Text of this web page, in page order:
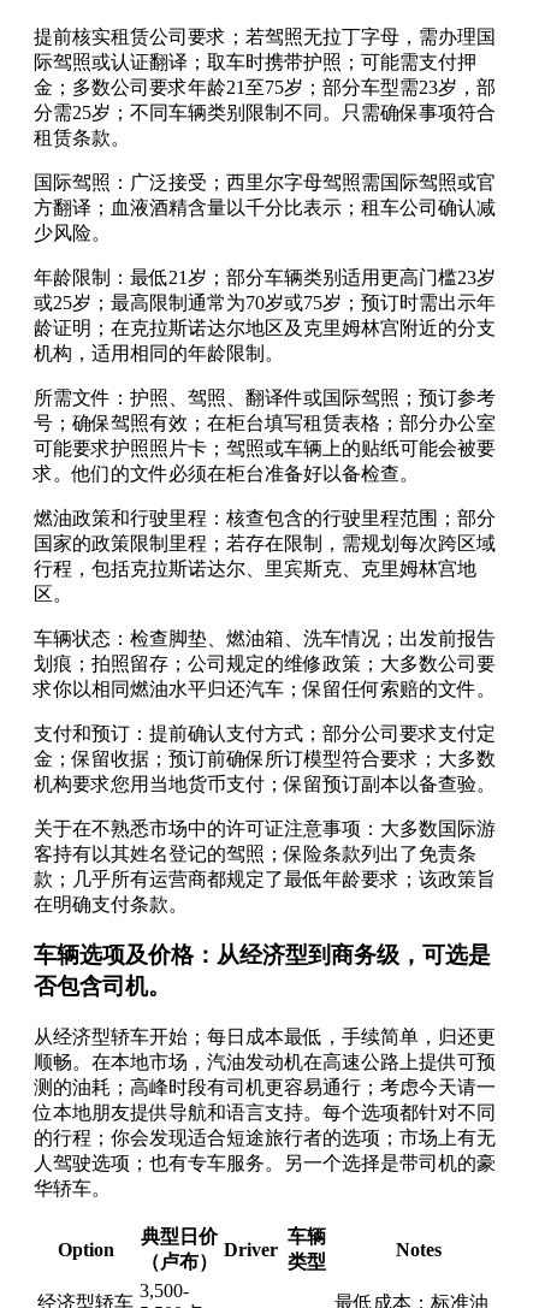
提前核实租赁公司要求；若驾照无拉丁字母，需办理国
际驾照或认证翻译；取车时携带护照；可能需支付押
金；多数公司要求年龄21至75岁；部分车型需23岁，部
分需25岁；不同车辆类别限制不同。只需确保事项符合
租赁条款。
国际驾照：广泛接受；西里尔字母驾照需国际驾照或官
方翻译；血液酒精含量以千分比表示；租车公司确认减
少风险。
年龄限制：最低21岁；部分车辆类别适用更高门槛23岁
或25岁；最高限制通常为70岁或75岁；预订时需出示年
龄证明；在克拉斯诺达尔地区及克里姆林宫附近的分支
机构，适用相同的年龄限制。
所需文件：护照、驾照、翻译件或国际驾照；预订参考
号；确保驾照有效；在柜台填写租赁表格；部分办公室
可能要求护照照片卡；驾照或车辆上的贴纸可能会被要
求。他们的文件必须在柜台准备好以备检查。
燃油政策和行驶里程：核查包含的行驶里程范围；部分
国家的政策限制里程；若存在限制，需规划每次跨区域
行程，包括克拉斯诺达尔、里宾斯克、克里姆林宫地
区。
车辆状态：检查脚垫、燃油箱、洗车情况；出发前报告
划痕；拍照留存；公司规定的维修政策；大多数公司要
求你以相同燃油水平归还汽车；保留任何索赔的文件。
支付和预订：提前确认支付方式；部分公司要求支付定
金；保留收据；预订前确保所订模型符合要求；大多数
机构要求您用当地货币支付；保留预订副本以备查验。
关于在不熟悉市场中的许可证注意事项：大多数国际游
客持有以其姓名登记的驾照；保险条款列出了免责条
款；几乎所有运营商都规定了最低年龄要求；该政策旨
在明确支付条款。
车辆选项及价格：从经济型到商务级，可选是
否包含司机。
从经济型轿车开始；每日成本最低，手续简单，归还更
顺畅。在本地市场，汽油发动机在高速公路上提供可预
测的油耗；高峰时段有司机更容易通行；考虑今天请一
位本地朋友提供导航和语言支持。每个选项都针对不同
的行程；你会发现适合短途旅行者的选项；市场上有无
人驾驶选项；也有专车服务。另一个选择是带司机的豪
华轿车。
Option
典型日价
（卢布）
Driver
车辆
类型
Notes
经济型轿车
3,500-
最低成本；标准油